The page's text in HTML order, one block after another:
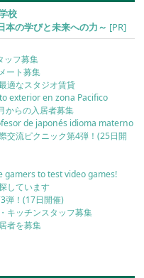
校
本の学びと未来への力～ [PR]
ッフ募集
ート募集
適なスタジオ賃貸
exterior en zona Pacifico
からの入居者募集
de japonés idioma materno
交流ピクニック第4弾！(25日開
gamers to test video games!
しています
弾！(17日開催)
キッチンスタッフ募集
者を募集